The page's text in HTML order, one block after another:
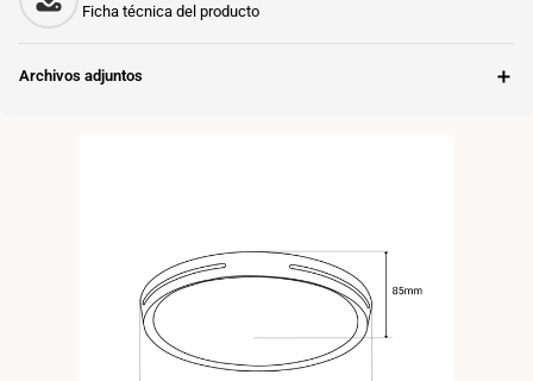
Ficha técnica del producto
Archivos adjuntos ＋